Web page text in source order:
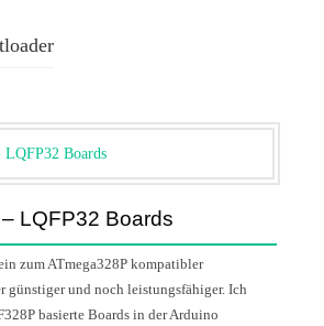
LQFP32 Boards
zum ATmega328P kompatibler
günstiger und noch leistungsfähiger. Ich
basierte Boards in der Arduino